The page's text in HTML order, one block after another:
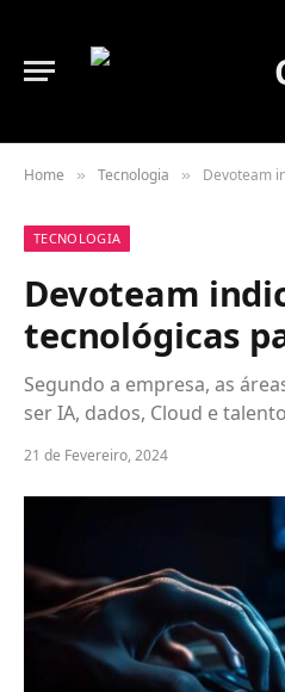
Home » Tecnologia » Devoteam
TECNOLOGIA
Devoteam
tecnológicas
Segundo a empresa, as
ser IA, dados, Cloud e
21 de Fevereiro, 2024